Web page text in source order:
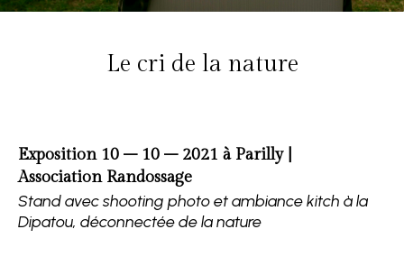
Le cri de la nature
Exposition 10 – 10 – 2021 à Parilly |
Association Randossage
Stand avec shooting photo et ambiance kitch à la
Dipatou, déconnectée de la nature